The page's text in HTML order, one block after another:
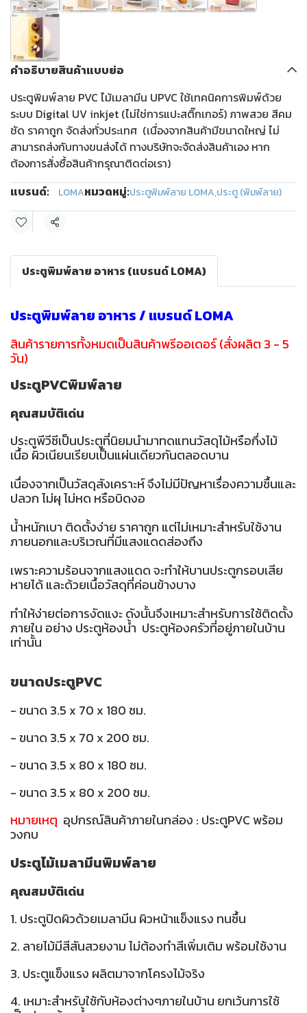
คำอธิบายสินค้าแบบย่อ
ประตูพิมพ์ลาย PVC ไม้เมลามีน UPVC ใช้เทคนิคการพิมพ์ด้วย
ระบบ Digital UV inkjet (ไม่ใช่การแปะสติ๊กเกอร์) ภาพสวย สีคม
ชัด ราคาถูก จัดส่งทั่วประเทศ (เนื่องจากสินค้ามีขนาดใหญ่ ไม่
สามารถส่งกับทางขนส่งได้ ทางบริษัทจะจัดส่งสินค้าเอง หาก
ต้องการสั่งซื้อสินค้ากรุณาติดต่อเรา)
แบรนด์:
LOMAหมวดหมู่:ประตูพิมพ์ลาย LOMA,ประตู (พิมพ์ลาย)
แชร์
ประตูพิมพ์ลาย อาหาร (แบรนด์ LOMA)
ประตูพิมพ์ลาย อาหาร / แบรนด์ LOMA
สินค้ารายการทั้งหมดเป็นสินค้าพรีออเดอร์ (สั่งผลิต 3 - 5
วัน)
ประตูPVCพิมพ์ลาย
คุณสมบัติเด่น
ประตูพีวีซีเป็นประตูที่นิยมนำมาทดแทนวัสดุไม้หรือกึ่งไม้
เนื้อ ผิวเนียนเรียบเป็นแผ่นเดียวกันตลอดบาน
เนื่องจากเป็นวัสดุสังเคราะห์ จึงไม่มีปัญหาเรื่องความชื้นและ
ปลวก ไม่ผุ ไม่หด หรือบิดงอ
น้ำหนักเบา ติดตั้งง่าย ราคาถูก แต่ไม่เหมาะสำหรับใช้งาน
ภายนอกและบริเวณที่มีแสงแดดส่องถึง
เพราะความร้อนจากแสงแดด จะทำให้บานประตูกรอบเสีย
หายได้ และด้วยเนื้อวัสดุที่ค่อนข้างบาง
ทำให้ง่ายต่อการงัดแงะ ดังนั้นจึงเหมาะสำหรับการใช้ติดตั้ง
ภายใน อย่าง ประตูห้องน้ำ ประตูห้องครัวที่อยู่ภายในบ้าน
เท่านั้น
ขนาดประตูPVC
- ขนาด 3.5 x 70 x 180 ซม.
- ขนาด 3.5 x 70 x 200 ซม.
- ขนาด 3.5 x 80 x 180 ซม.
- ขนาด 3.5 x 80 x 200 ซม.
หมายเหตุ อุปกรณ์สินค้าภายในกล่อง : ประตูPVC พร้อม
วงกบ
ประตูไม้เมลามีนพิมพ์ลาย
คุณสมบัติเด่น
1. ประตูปิดผิวด้วยเมลามีน ผิวหน้าแข็งแรง ทนชื้น
2. ลายไม้มีสีสันสวยงาม ไม่ต้องทำสีเพิ่มเติม พร้อมใช้งาน
3. ประตูแข็งแรง ผลิตมาจากโครงไม้จริง
4. เหมาะสำหรับใช้กับห้องต่างๆภายในบ้าน ยกเว้นการใช้